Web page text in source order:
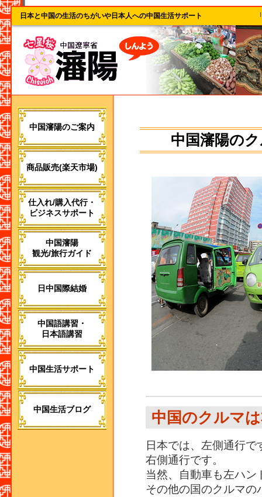
日本と中国の生活のちがいや日本人への中国生活サポート
中国瀋陽のご案内
商品販売(楽天市場)
仕入れ/購入代行・
ビジネスサポート
中国瀋陽
観光/旅行ガイド
日中国際結婚
中国語講習・
日本語講習
中国生活サポート
中国生活ブログ
中国瀋陽の
中国のクルマ
日本では、左側通行
右側通行です。
当然、自動車も左ハン
その他の国のクルマの